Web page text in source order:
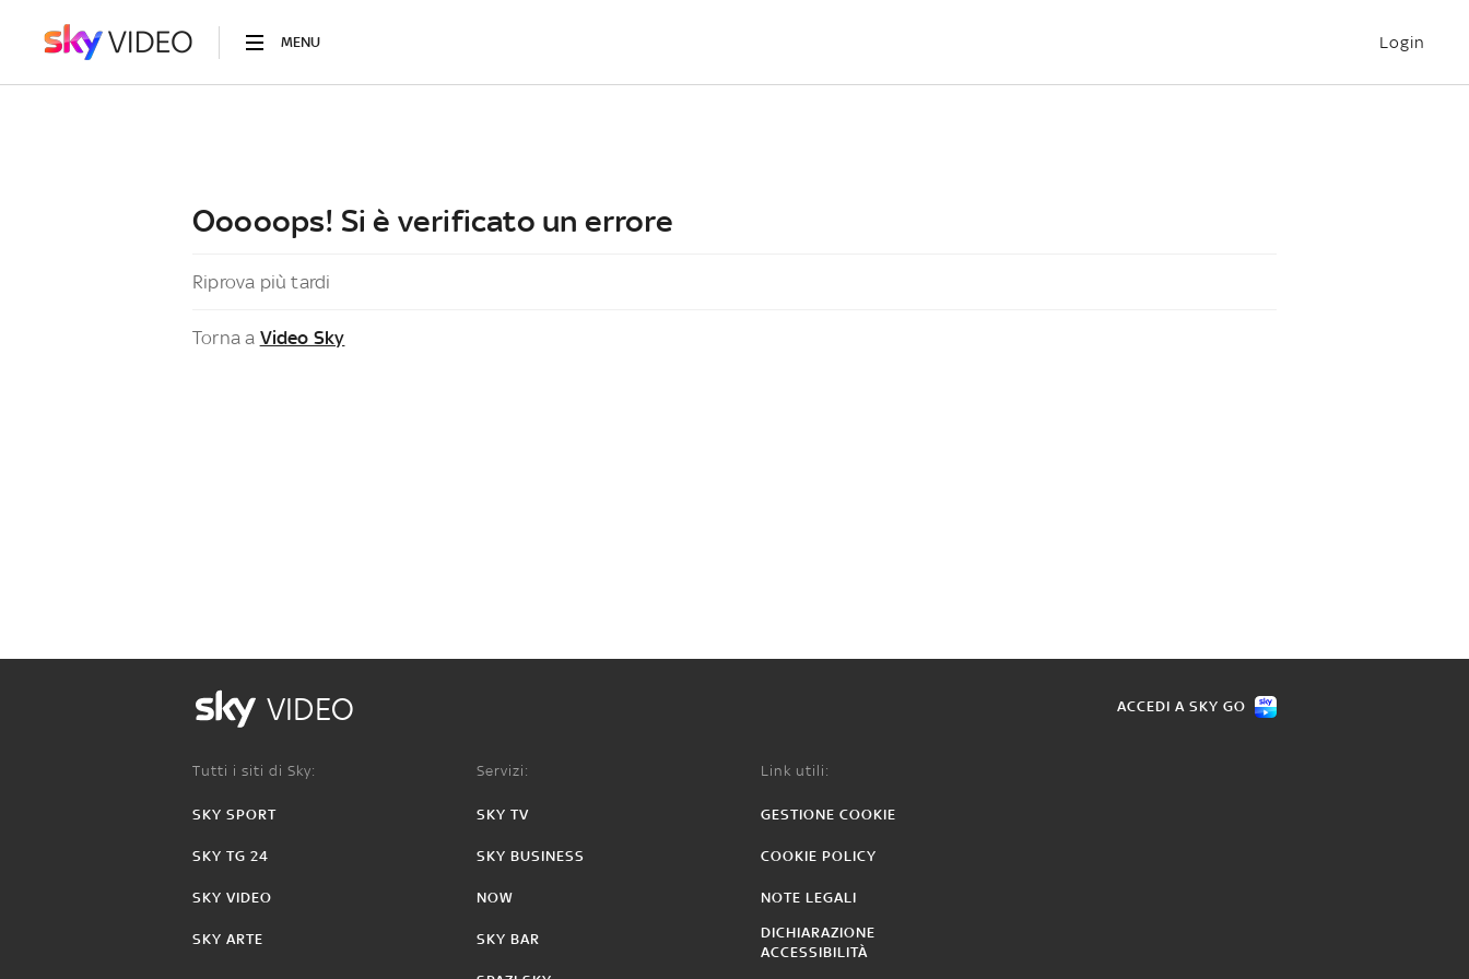
MENU Login
Ooooops! Si è verificato un errore
Riprova più tardi
Torna a Video Sky
VIDEO ACCEDI A SKY GO
Tutti i siti di Sky:
SKY SPORT
SKY TG 24
SKY VIDEO
SKY ARTE
Servizi:
SKY TV
SKY BUSINESS
NOW
SKY BAR
Link utili:
GESTIONE COOKIE
COOKIE POLICY
NOTE LEGALI
DICHIARAZIONE
ACCESSIBILITÀ